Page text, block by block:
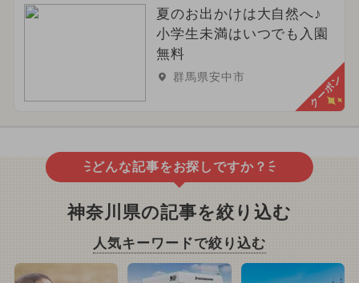
夏のお出かけは大自然へ♪
小学生未満はいつでも入園
無料
群馬県安中市 クーポン
どんな記事をお探しですか？
神奈川県の記事を絞り込む
人気キーワードで絞り込む